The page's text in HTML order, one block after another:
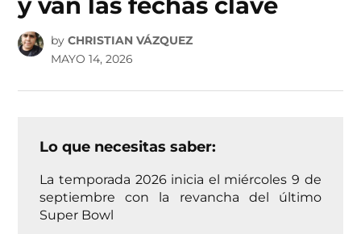
by CHRISTIAN VÁZQUEZ
MAYO 14, 2026
Lo que necesitas saber:
La temporada 2026 inicia el miércoles 9 de
septiembre con la revancha del último
Super Bowl